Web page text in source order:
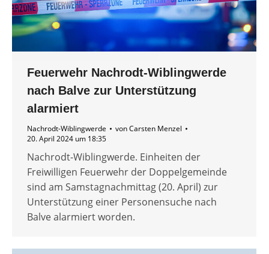
Feuerwehr Nachrodt-Wiblingwerde
nach Balve zur Unterstützung
alarmiert
Nachrodt-Wiblingwerde vonCarsten Menzel
20. April 2024 um 18:35
Nachrodt-Wiblingwerde. Einheiten der
Freiwilligen Feuerwehr der Doppelgemeinde
sind am Samstagnachmittag (20. April) zur
Unterstützung einer Personensuche nach
Balve alarmiert worden.